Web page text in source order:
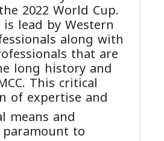
2022 World Cup.
is lead by Western
along with
that are
long history and
This critical
of expertise and
means and
to